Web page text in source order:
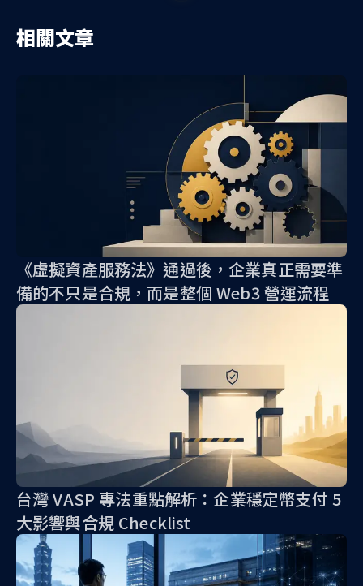
相關文章
《虛擬資產服務法》通過後，企業真正需要準
備的不只是合規，而是整個 Web3 營運流程
台灣 VASP 專法重點解析：企業穩定幣支付 5
大影響與合規 Checklist